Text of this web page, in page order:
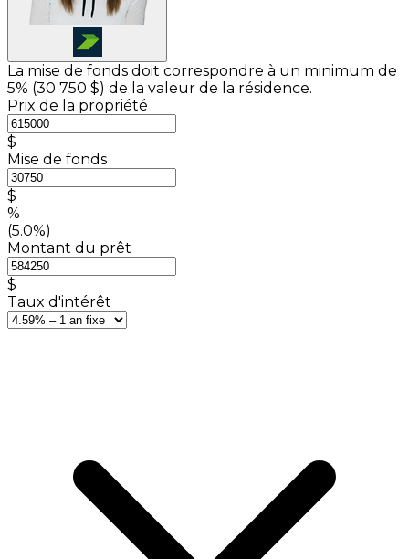
La mise de fonds doit correspondre à un minimum de
5% (30 750 $) de la valeur de la résidence.
Prix de la propriété
$
Mise de fonds
$
%
(5.0%)
Montant du prêt
$
Taux d'intérêt